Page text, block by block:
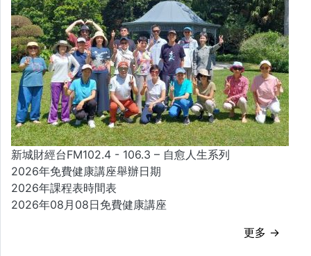
新城財經台FM102.4 - 106.3 – 自愈人生系列
2026年免費健康講座舉辦日期
2026年課程表時間表
2026年08月08日免費健康講座
更多 →